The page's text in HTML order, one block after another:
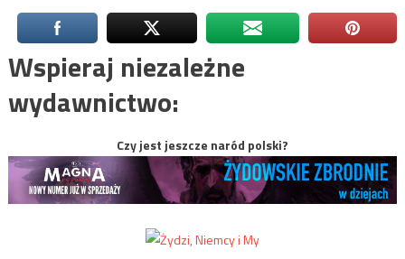
Wspieraj niezależne
wydawnictwo:
Czy jest jeszcze naród polski?